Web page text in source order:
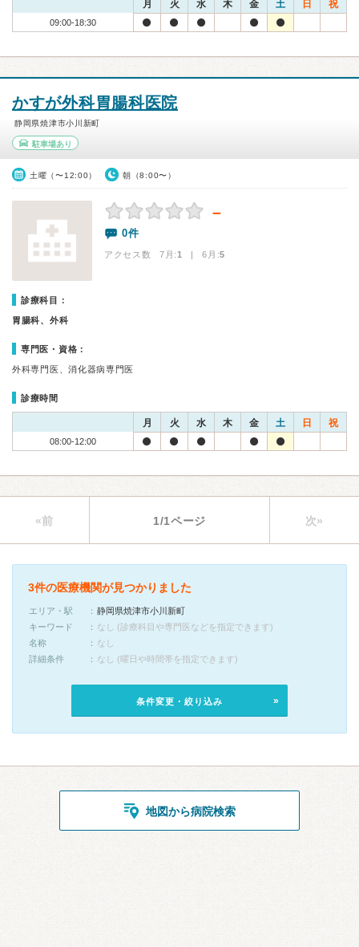
月 火 水 木 金 土 日 祝
09:00-18:30
かすが外科胃腸科医院
静岡県焼津市小川新町
駐車場あり
土曜（〜12:00） 朝（8:00〜）
－
0件
アクセス数 7月:1 | 6月:5
診療科目：
胃腸科、外科
専門医・資格：
外科専門医、消化器病専門医
診療時間
月 火 水 木 金 土 日 祝
08:00-12:00
«前 1/1ページ 次»
3件の医療機関が見つかりました
エリア・駅
静岡県焼津市小川新町
キーワード
なし (診療科目や専門医などを指定できます)
名称
なし
詳細条件
なし (曜日や時間帯を指定できます)
条件変更・絞り込み
地図から病院検索